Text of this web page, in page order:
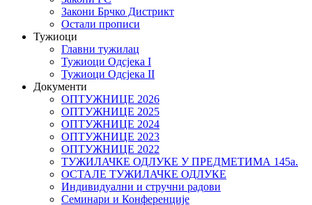
Закони Брчко Дистрикт
Остали прописи
Тужиоци
Главни тужилац
Тужиоци Oдсјекa I
Тужиоци Oдсјекa II
Документи
ОПТУЖНИЦЕ 2026
ОПТУЖНИЦЕ 2025
ОПТУЖНИЦЕ 2024
ОПТУЖНИЦЕ 2023
ОПТУЖНИЦЕ 2022
ТУЖИЛАЧКЕ ОДЛУКЕ У ПРЕДМЕТИМА 145а.
ОСТАЛЕ ТУЖИЛАЧКЕ ОДЛУКЕ
Индивидуални и стручни радови
Семинари и Конференције